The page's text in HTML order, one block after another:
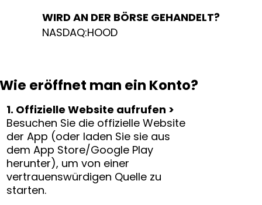
WIRD AN DER BÖRSE GEHANDELT?
NASDAQ:HOOD
Wie eröffnet man ein Konto?
1. Offizielle Website aufrufen >
Besuchen Sie die offizielle Website
der App (oder laden Sie sie aus
dem App Store/Google Play
herunter), um von einer
vertrauenswürdigen Quelle zu
starten.